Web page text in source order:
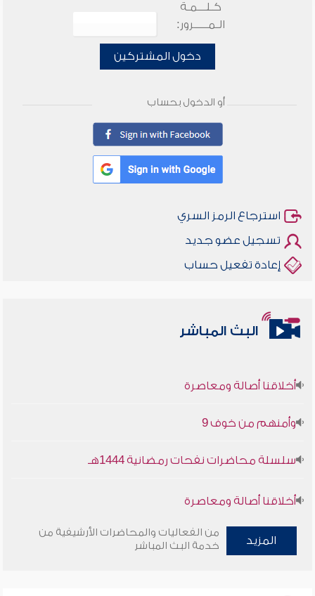
كـلـــمـة
الـمـــــرور:
دخول المشتركين
أو الدخول بحساب
استرجاع الرمز السري
تسجيل عضو جديد
إعادة تفعيل حساب
البث المباشر
أخلاقنا أصالة ومعاصرة
وأمنهم من خوف 9
سلسلة محاضرات نفحات رمضانية 1444هـ
أخلاقنا أصالة ومعاصرة
وأمنهم من خوف 9
المزيد
من الفعاليات والمحاضرات الأرشيفية من
خدمة البث المباشر